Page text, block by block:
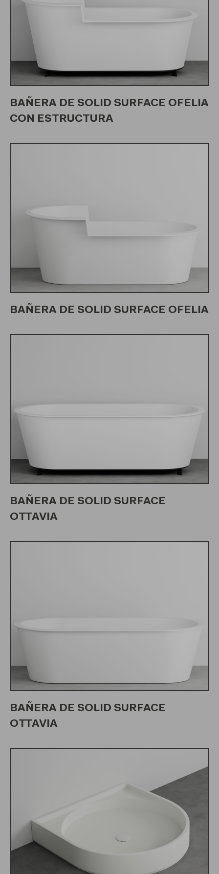
BAÑERA DE SOLID SURFACE OFELIA
CON ESTRUCTURA
BAÑERA DE SOLID SURFACE OFELIA
BAÑERA DE SOLID SURFACE
OTTAVIA
BAÑERA DE SOLID SURFACE
OTTAVIA